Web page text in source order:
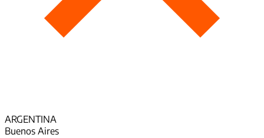
ARGENTINA
Buenos Aires